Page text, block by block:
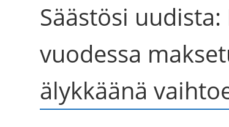
Säästösi
vuodessa
älykkäänä